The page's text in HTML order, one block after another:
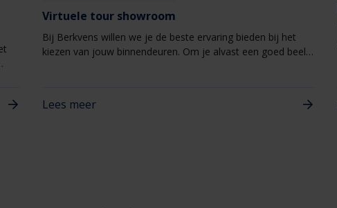
Virtuele tour showroom
Bij Berkvens willen we je de beste ervaring bieden bij het
kiezen van jouw binnendeuren. Om je alvast een goed beeld
Lees meer